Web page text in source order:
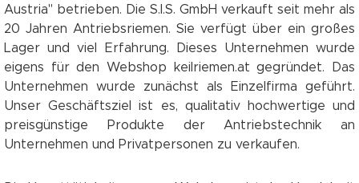
Austria" betrieben. Die S.I.S. GmbH verkauft seit mehr als
20 Jahren Antriebsriemen. Sie verfügt über ein großes
Lager und viel Erfahrung. Dieses Unternehmen wurde
eigens für den Webshop keilriemen.at gegründet. Das
Unternehmen wurde zunächst als Einzelfirma geführt.
Unser Geschäftsziel ist es, qualitativ hochwertige und
preisgünstige Produkte der Antriebstechnik an
Unternehmen und Privatpersonen zu verkaufen.